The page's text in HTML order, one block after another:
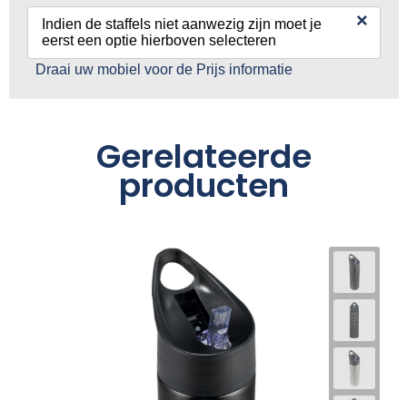
Indien de staffels niet aanwezig zijn moet je
eerst een optie hierboven selecteren
×
Draai uw mobiel voor de Prijs informatie
Gerelateerde
producten